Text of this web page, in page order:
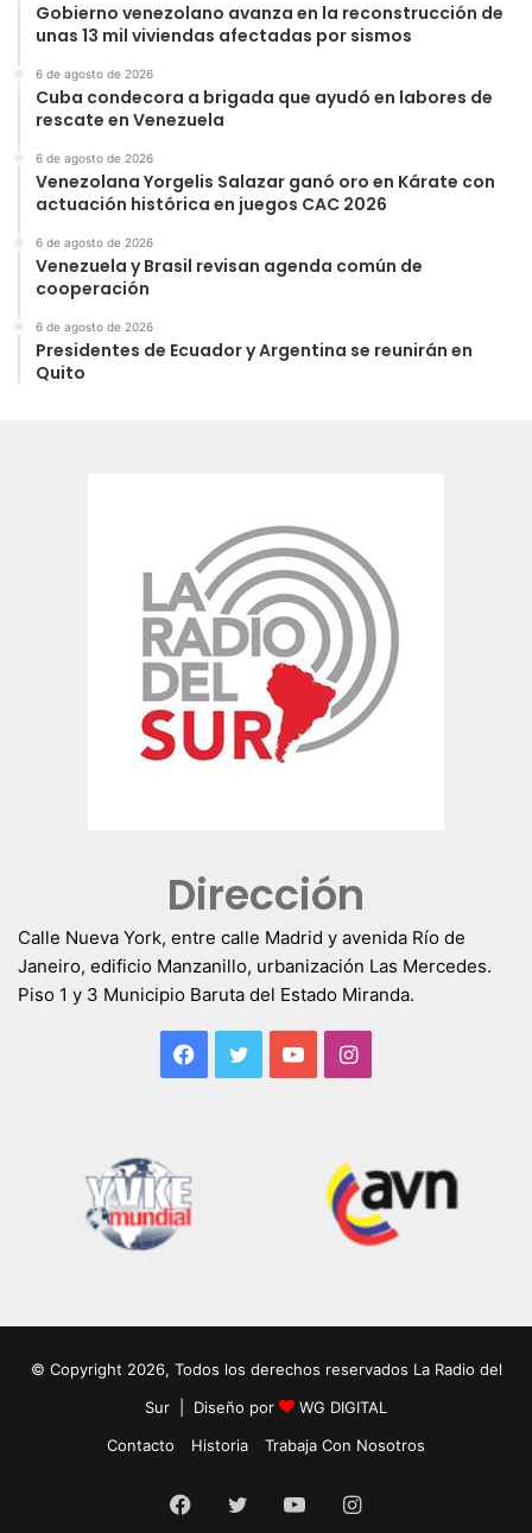
Gobierno venezolano avanza en la reconstrucción de
unas 13 mil viviendas afectadas por sismos
6 de agosto de 2026
Cuba condecora a brigada que ayudó en labores de
rescate en Venezuela
6 de agosto de 2026
Venezolana Yorgelis Salazar ganó oro en Kárate con
actuación histórica en juegos CAC 2026
6 de agosto de 2026
Venezuela y Brasil revisan agenda común de
cooperación
6 de agosto de 2026
Presidentes de Ecuador y Argentina se reunirán en
Quito
Dirección
Calle Nueva York, entre calle Madrid y avenida Río de
Janeiro, edificio Manzanillo, urbanización Las Mercedes.
Piso 1 y 3 Municipio Baruta del Estado Miranda.
Facebook
TwitterYouTubeInstagram
© Copyright 2026, Todos los derechos reservados La Radio del
Sur | Diseño por
WG DIGITAL
Contacto
Historia Trabaja Con Nosotros
Facebook
TwitterYouTubeInstagram